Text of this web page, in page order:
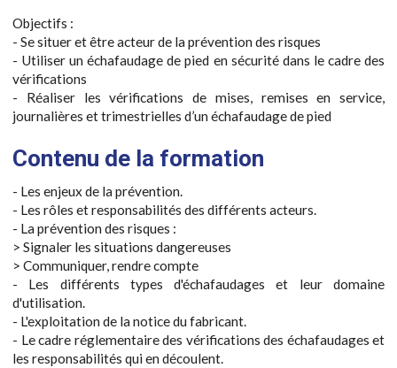
Objectifs :
- Se situer et être acteur de la prévention des risques
- Utiliser un échafaudage de pied en sécurité dans le cadre des
vérifications
- Réaliser les vérifications de mises, remises en service,
journalières et trimestrielles d’un échafaudage de pied
Contenu de la formation
- Les enjeux de la prévention.
- Les rôles et responsabilités des différents acteurs.
- La prévention des risques :
> Signaler les situations dangereuses
> Communiquer, rendre compte
- Les différents types d'échafaudages et leur domaine
d'utilisation.
- L'exploitation de la notice du fabricant.
- Le cadre réglementaire des vérifications des échafaudages et
les responsabilités qui en découlent.